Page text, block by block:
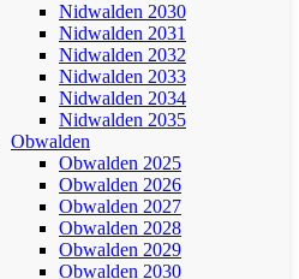
Nidwalden 2030
Nidwalden 2031
Nidwalden 2032
Nidwalden 2033
Nidwalden 2034
Nidwalden 2035
Obwalden
Obwalden 2025
Obwalden 2026
Obwalden 2027
Obwalden 2028
Obwalden 2029
Obwalden 2030